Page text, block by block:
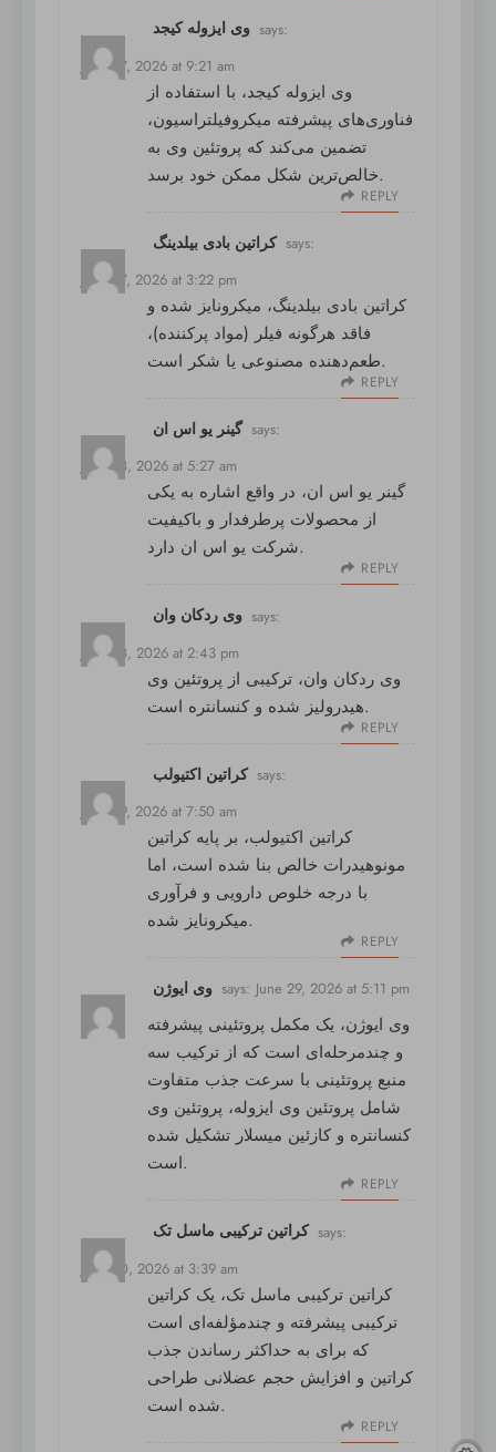
وی ایزوله کیجد says:
June 27, 2026 at 9:21 am
وی ایزوله کیجد، با استفاده از
فناوری‌های پیشرفته میکروفیلتراسیون،
تضمین می‌کند که پروتئین وی به
خالص‌ترین شکل ممکن خود برسد.
REPLY
کراتین بادی بیلدینگ says:
June 27, 2026 at 3:22 pm
کراتین بادی بیلدینگ، میکرونایز شده و
فاقد هرگونه فیلر (مواد پرکننده)،
طعم‌دهنده مصنوعی یا شکر است.
REPLY
گینر یو اس ان says:
June 28, 2026 at 5:27 am
گینر یو اس ان، در واقع اشاره به یکی
از محصولات پرطرفدار و باکیفیت
شرکت یو اس ان دارد.
REPLY
وی ردکان وان says:
June 28, 2026 at 2:43 pm
وی ردکان وان، ترکیبی از پروتئین وی
هیدرولیز شده و کنسانتره است.
REPLY
کراتین اکتیولب says:
June 29, 2026 at 7:50 am
کراتین اکتیولب، بر پایه کراتین
مونوهیدرات خالص بنا شده است، اما
با درجه خلوص دارویی و فرآوری
میکرونایز شده.
REPLY
وی ایوژن says: June 29, 2026 at 5:11 pm
وی ایوژن، یک مکمل پروتئینی پیشرفته
و چندمرحله‌ای است که از ترکیب سه
منبع پروتئینی با سرعت جذب متفاوت
شامل پروتئین وی ایزوله، پروتئین وی
کنسانتره و کازئین میسلار تشکیل شده
است.
REPLY
کراتین ترکیبی ماسل تک says:
June 30, 2026 at 3:39 am
کراتین ترکیبی ماسل تک، یک کراتین
ترکیبی پیشرفته و چندمؤلفه‌ای است
که برای به حداکثر رساندن جذب
کراتین و افزایش حجم عضلانی طراحی
شده است.
REPLY